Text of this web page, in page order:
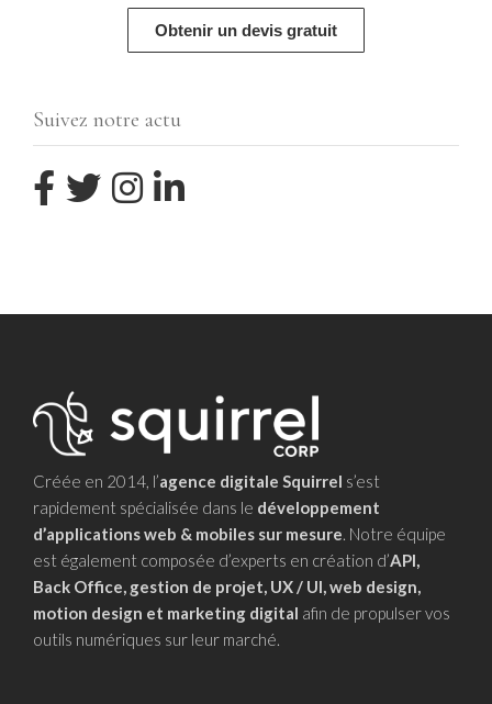
Obtenir un devis gratuit
Suivez notre actu
Créée en 2014, l’agence digitale Squirrel s’est
rapidement spécialisée dans le développement
d’applications web & mobiles sur mesure. Notre équipe
est également composée d’experts en création d’API,
Back Office, gestion de projet, UX / UI, web design,
motion design et marketing digital afin de propulser vos
outils numériques sur leur marché.